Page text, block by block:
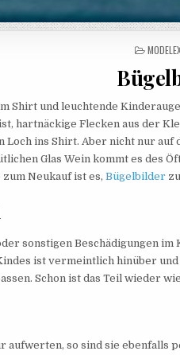
Shirt und leuchtende
hartnäckige Flecken aus der
Loch ins Shirt. Aber nicht nur
Glas Wein kommt es des
Neukauf ist es,Bügelbilder
sonstigen Beschädigungen
ist vermeintlich hinüber
Schon ist das Teil wieder
aufwerten, so sind sie